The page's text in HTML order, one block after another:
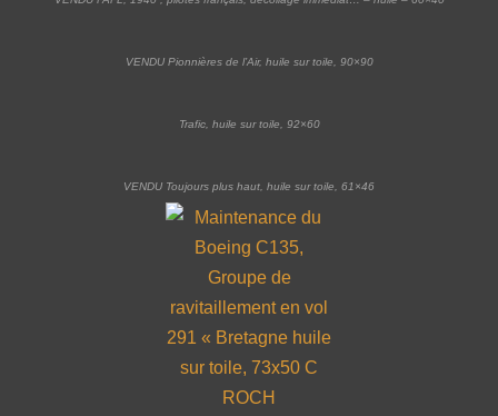
VENDU Pionnières de l’Air, huile sur toile, 90×90
Trafic, huile sur toile, 92×60
VENDU Toujours plus haut, huile sur toile, 61×46